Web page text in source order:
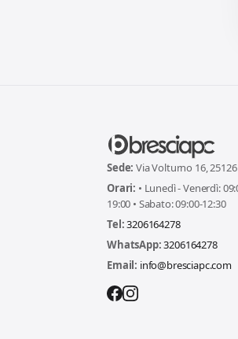
Sede: Via Volturno 16,
Orari: • Lunedì - Venerdì:
19:00 • Sabato: 09:00-12:30
Tel:3206164278
WhatsApp:3206164278
Email: info@bresciapc.com